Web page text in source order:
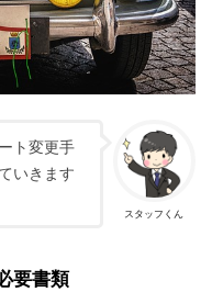
スタッフくん
ト変更手
いきます
要書類